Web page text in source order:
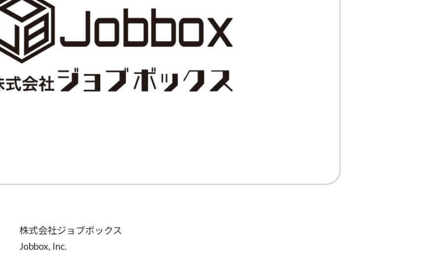
株式会社ジョブボックス
Jobbox, Inc.